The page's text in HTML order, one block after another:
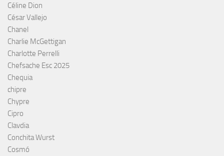
Céline Dion
César Vallejo
Chanel
Charlie McGettigan
Charlotte Perrelli
Chefsache Esc 2025
Chequia
chipre
Chypre
Cipro
Clavdia
Conchita Wurst
Cosmó